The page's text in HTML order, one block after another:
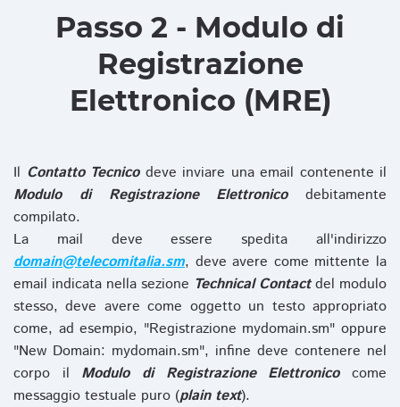
Passo 2 - Modulo di
Registrazione
Elettronico (MRE)
Il Contatto Tecnicodeve inviare una email contenente il
Modulo di Registrazione Elettronicodebitamente
compilato.
La mail deve essere spedita all'indirizzo
domain@telecomitalia.sm, deve avere come mittente la
email indicata nella sezione Technical Contactdel modulo
stesso, deve avere come oggetto un testo appropriato
come, ad esempio, "Registrazione mydomain.sm" oppure
"New Domain: mydomain.sm", infine deve contenere nel
corpo il Modulo di Registrazione Elettronicocome
messaggio testuale puro (plain text).